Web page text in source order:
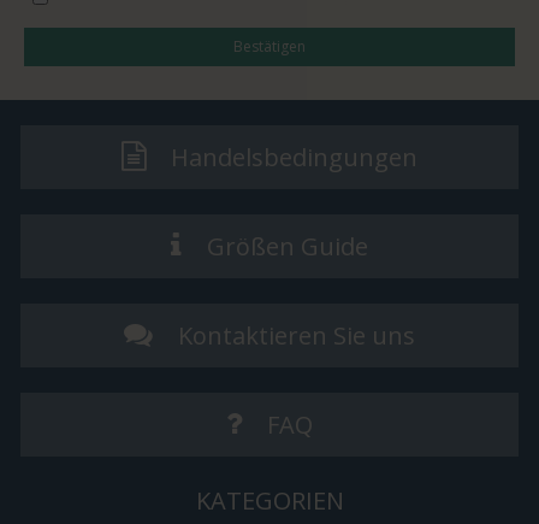
Bestätigen
Handelsbedingungen
Größen Guide
Kontaktieren Sie uns
FAQ
KATEGORIEN